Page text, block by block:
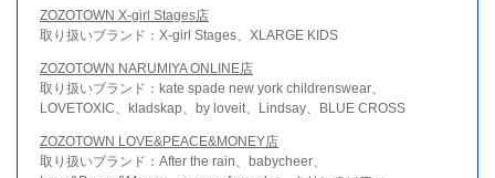
ZOZOTOWN X-girl Stages店
取り扱いブランド：X-girl Stages、XLARGE KIDS
ZOZOTOWN NARUMIYA ONLINE店
取り扱いブランド：kate spade new york childrenswear、
LOVETOXIC、kladskap、by loveit、Lindsay、BLUE CROSS
ZOZOTOWN LOVE&PEACE&MONEY店
取り扱いブランド：After the rain、babycheer、